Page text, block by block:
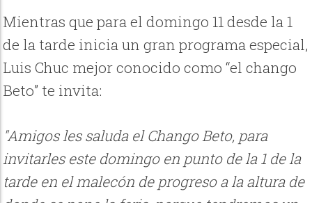
Mientras que para el domingo 11 desde la 1
de la tarde inicia un gran programa especial,
Luis Chuc mejor conocido como “el chango
Beto” te invita:
"Amigos les saluda el Chango Beto, para
invitarles este domingo en punto de la 1 de la
tarde en el malecón de progreso a la altura de